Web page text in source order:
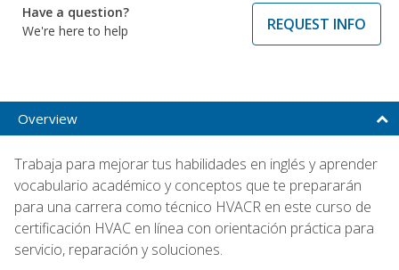
Have a question?
We're here to help
REQUEST INFO
Overview
Trabaja para mejorar tus habilidades en inglés y aprender
vocabulario académico y conceptos que te prepararán
para una carrera como técnico HVACR en este curso de
certificación HVAC en línea con orientación práctica para
servicio, reparación y soluciones.